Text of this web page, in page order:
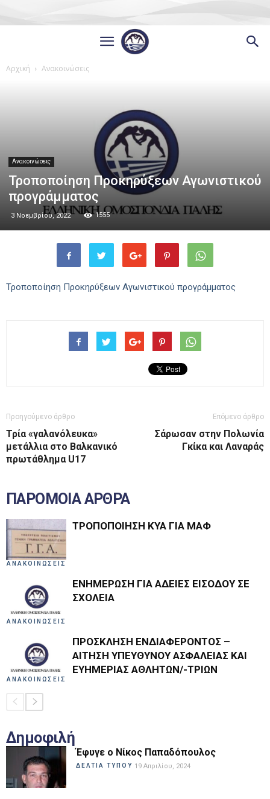
Αρχική Ανακοινώσεις
Ανακοινώσεις
Τροποποίηση Προκηρύξεων Αγωνιστικού
προγράμματος
3 Νοεμβρίου, 2022 1555
Τροποποίηση Προκηρύξεων Αγωνιστικού προγράμματος
Προηγούμενο άρθρο
Τρία «γαλανόλευκα»
μετάλλια στο Βαλκανικό
πρωτάθλημα U17
Επόμενο άρθρο
Σάρωσαν στην Πολωνία
Γκίκα και Λαναράς
ΠΑΡΟΜΟΙΑ ΑΡΘΡΑ
ΑΝΑΚΟΙΝΩΣΕΙΣ
ΤΡΟΠΟΠΟΙΗΣΗ ΚΥΑ ΓΙΑ ΜΑΦ
ΑΝΑΚΟΙΝΩΣΕΙΣ
ΕΝΗΜΕΡΩΣΗ ΓΙΑ ΑΔΕΙΕΣ ΕΙΣΟΔΟΥ ΣΕ
ΣΧΟΛΕΙΑ
ΑΝΑΚΟΙΝΩΣΕΙΣ
ΠΡΟΣΚΛΗΣΗ ΕΝΔΙΑΦΕΡΟΝΤΟΣ –
ΑΙΤΗΣΗ ΥΠΕΥΘΥΝΟΥ ΑΣΦΑΛΕΙΑΣ ΚΑΙ
ΕΥΗΜΕΡΙΑΣ ΑΘΛΗΤΩΝ/-ΤΡΙΩΝ
Δημοφιλή
Έφυγε ο Νίκος Παπαδόπουλος
ΔΕΛΤΙΑ ΤΥΠΟΥ 19 Απριλίου, 2024